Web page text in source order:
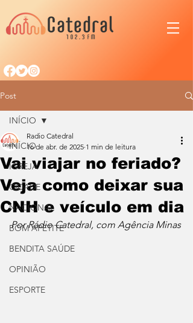
Post
INÍCIO
IGREJA
CIDADE
NACIONAL
BOM APETITE
BENDITA SAÚDE
OPINIÃO
ESPORTE
INÍCIO
Vai viajar no feriado?
Veja como deixar sua
CNH e veículo em dia
Radio Catedral
16 de abr. de 2025 1 min de leitura
Por Rádio Catedral, com Agência Minas